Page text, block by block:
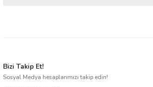
Ürün resmi kalitesiz, bozuk veya görüntülenemiyor.
Ürün açıklamasında eksik bilgiler bulunuyor.
Bizi Takip Et!
Sosyal Medya hesaplarımızı takip edin!